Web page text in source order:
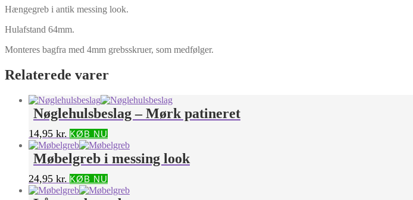
Hængegreb i antik messing look.
Hulafstand 64mm.
Monteres bagfra med 4mm grebsskruer, som medfølger.
Relaterede varer
Nøglehulsbeslag – Mørk patineret
14,95 kr. KØB NU
Møbelgreb i messing look
24,95 kr. KØB NU